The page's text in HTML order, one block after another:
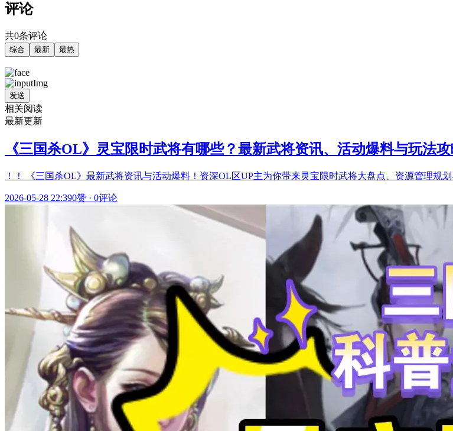
评论
共0条评论
综合 最新 最热
发送
相关阅读
最新更新
《三国杀OL》灵宝限时武将有哪些？最新武将资讯、活动爆料与玩法
！！ 《三国杀OL》最新武将资讯与活动爆料！资深OL区UP主为你带来灵宝限时武将大盘点、资源管理规
2026-05-28 22:390赞 · 0评论